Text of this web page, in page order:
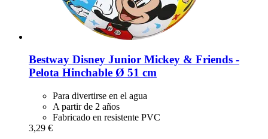
Bestway Disney Junior Mickey & Friends -​
Pelota Hinchable Ø 51 cm
Para divertirse en el agua
A partir de 2 años
Fabricado en resistente PVC
3,29 €